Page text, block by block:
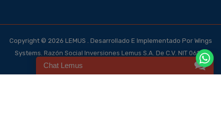
Copyright © 2026 LEMUS . Desarrollado E Implementado Por Wings
Systems. Razón Social Inversiones Lemus S.A. De C.V. NIT 0614-
140700-101-4, NRC 123562-0
Chat Lemus